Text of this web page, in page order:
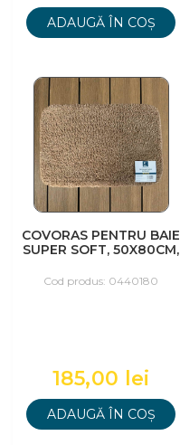
ADAUGĂ ÎN COȘ
COVORAS PENTRU BAIE
SUPER SOFT, 50X80CM,
Cod produs: 0440180
185,00 lei
ADAUGĂ ÎN COȘ